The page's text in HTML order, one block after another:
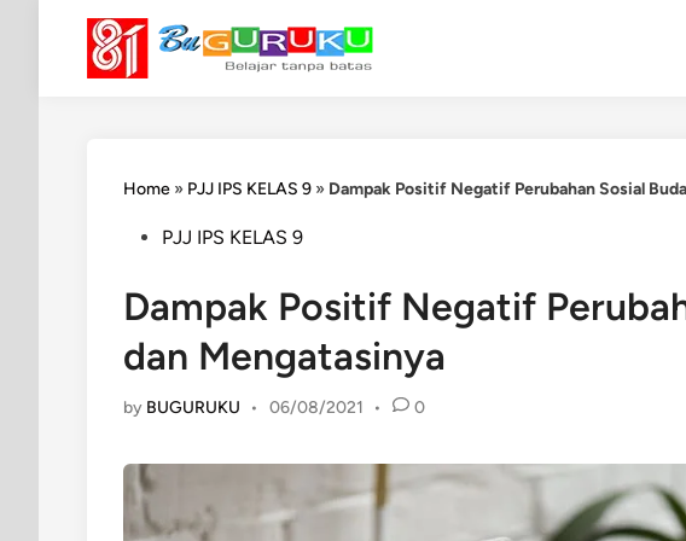
content
Home » PJJ IPS KELAS 9 » Dampak Positif Negatif Perubahan Sosial
PostedPJJ IPS KELAS 9
Dampak Positif Negatif
dan Mengatasinya
by BUGURUKU • 06/08/2021 • 0